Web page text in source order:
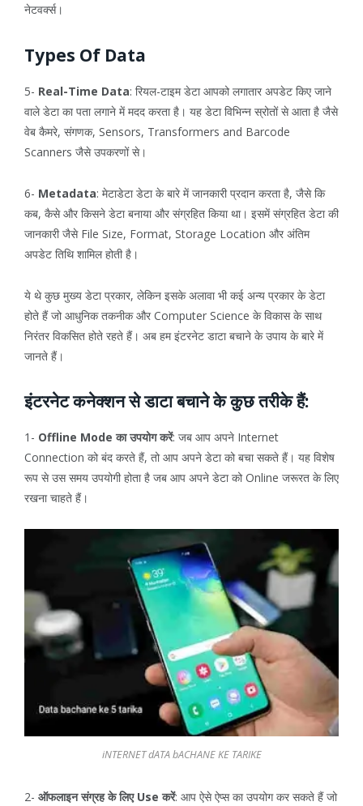
नेटवर्क्स।
Types Of Data
5- Real-Time Data: रियल-टाइम डेटा आपको लगातार अपडेट किए जाने
वाले डेटा का पता लगाने में मदद करता है। यह डेटा विभिन्न स्रोतों से आता है जैसे
वेब कैमरे, संगणक, Sensors, Transformers and Barcode
Scanners जैसे उपकरणों से।
6- Metadata: मेटाडेटा डेटा के बारे में जानकारी प्रदान करता है, जैसे कि
कब, कैसे और किसने डेटा बनाया और संग्रहित किया था। इसमें संग्रहित डेटा की
जानकारी जैसे File Size, Format, Storage Location और अंतिम
अपडेट तिथि शामिल होती है।
ये थे कुछ मुख्य डेटा प्रकार, लेकिन इसके अलावा भी कई अन्य प्रकार के डेटा
होते हैं जो आधुनिक तकनीक और Computer Science के विकास के साथ
निरंतर विकसित होते रहते हैं। अब हम इंटरनेट डाटा बचाने के उपाय के बारे में
जानते हैं।
इंटरनेट कनेक्शन से डाटा बचाने के कुछ तरीके हैं:
1- Offline Mode का उपयोग करें: जब आप अपने Internet
Connection को बंद करते हैं, तो आप अपने डेटा को बचा सकते हैं। यह विशेष
रूप से उस समय उपयोगी होता है जब आप अपने डेटा को Online जरूरत के लिए
रखना चाहते हैं।
iNTERNET dATA bACHANE KE TARIKE
2- ऑफलाइन संग्रह के लिए Use करें: आप ऐसे ऐप्स का उपयोग कर सकते हैं जो